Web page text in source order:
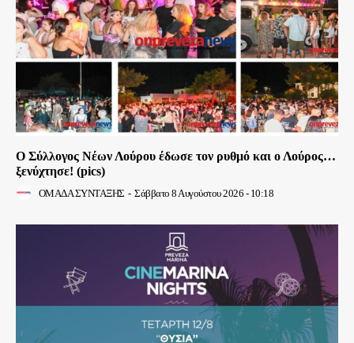
Ο Σύλλογος Νέων Λούρου έδωσε τον ρυθμό και ο Λούρος…
ξενύχτησε! (pics)
ΟΜΑΔΑ ΣΥΝΤΑΞΗΣ - Σάββατο 8 Αυγούστου 2026 - 10:18